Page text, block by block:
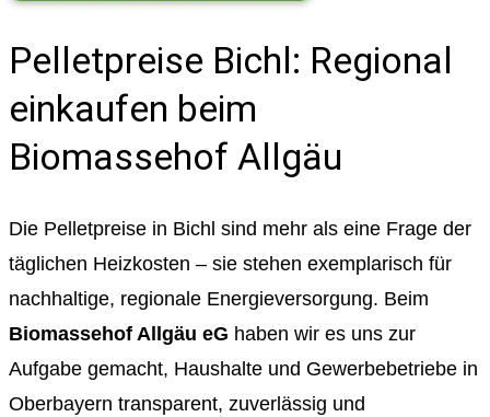
Pelletpreise Bichl: Regional
einkaufen beim
Biomassehof Allgäu
Die Pelletpreise in Bichl sind mehr als eine Frage der
täglichen Heizkosten – sie stehen exemplarisch für
nachhaltige, regionale Energieversorgung. Beim
Biomassehof Allgäu eG haben wir es uns zur
Aufgabe gemacht, Haushalte und Gewerbebetriebe in
Oberbayern transparent, zuverlässig und